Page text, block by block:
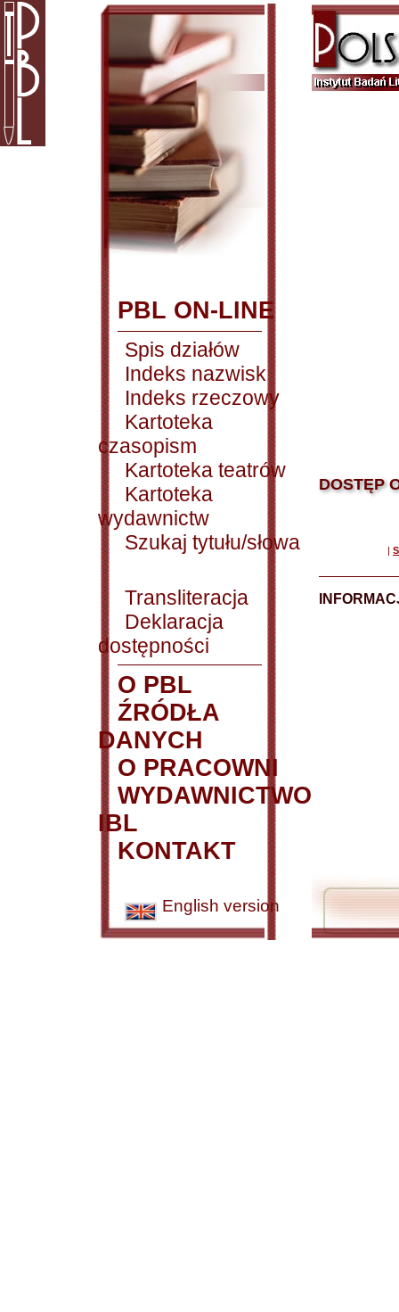
PBL ON-LINE
Spis działów
Indeks nazwisk
Indeks rzeczowy
Kartoteka
czasopism
Kartoteka teatrów
Kartoteka
wydawnictw
Szukaj tytułu/słowa
Transliteracja
Deklaracja
dostępności
O PBL
ŹRÓDŁA
DANYCH
O PRACOWNI
WYDAWNICTWO
IBL
KONTAKT
English version
DOSTĘP
|